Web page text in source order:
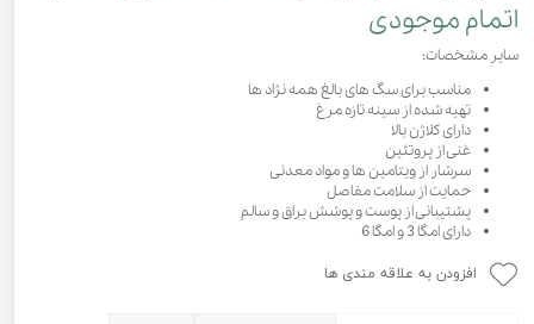
اتمام موجودی
سایر مشخصات:
مناسب برای سگ های بالغ همه نژاد ها
تهیه شده از سینه تازه مرغ
دارای کلاژن بالا
غنی از پروتئین
سرشار از ویتامین ها و مواد معدنی
حمایت از سلامت مفاصل
پشتیبانی از پوست و پوشش براق و سالم
دارای امگا 3 و امگا 6
افزودن به علاقه مندی ها